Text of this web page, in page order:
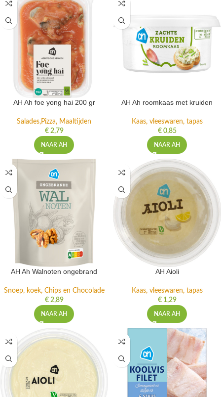
AH Ah foe yong hai 200 gr
Salades,Pizza, Maaltijden
€2,79
NAAR AH
AH Ah roomkaas met kruiden
Kaas, vleeswaren, tapas
€0,85
NAAR AH
AH Ah Walnoten ongebrand
Snoep, koek, Chips en Chocolade
€2,89
NAAR AH
AH Aioli
Kaas, vleeswaren, tapas
€1,29
NAAR AH